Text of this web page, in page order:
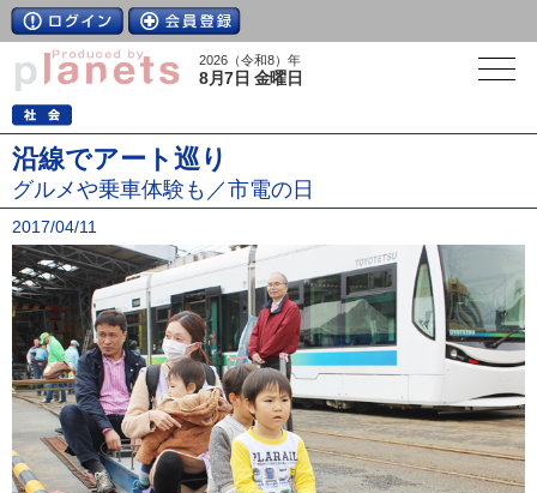
2026（令和8）年
8月7日 金曜日
沿線でアート巡り
グルメや乗車体験も／市電の日
2017/04/11